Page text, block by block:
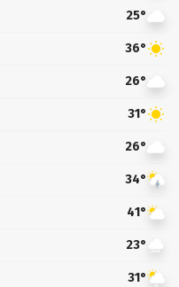
25°
36°
26°
31°
26°
34°
41°
23°
31°